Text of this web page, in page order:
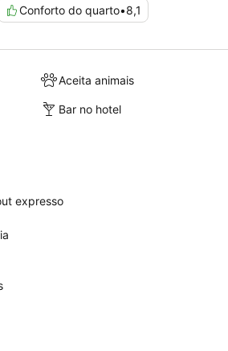
Conforto do quarto•8,1
Aceita animais
Bar no hotel
expresso